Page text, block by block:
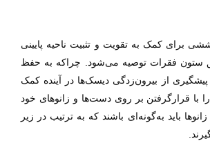
برای کمک به تقویت و تثبیت ناحیه پایینی
ستون فقرات توصیه می‌شود. چراکه به حفظ
از بیرون‌زدگی دیسک‌ها در آینده کمک
با قرارگرفتن بر روی دست‌ها و زانوهای خود
باید به‌گونه‌ای باشند که به ترتیب در زیر